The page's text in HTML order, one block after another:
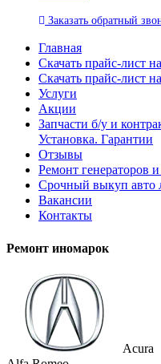
Заказать обратный
Главная
Скачать прайс-лист
Скачать прайс-лист
Услуги
Акции
Запчасти б/у и
Установка. Гарантии
Отзывы
Ремонт генераторов и
Cрочный выкуп авто
Вакансии
Контакты
Ремонт иномарок
Acura